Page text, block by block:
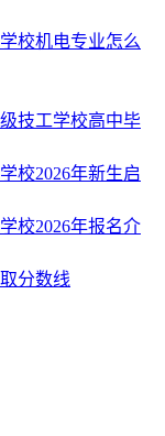
校机电专业怎么
技工学校高中毕
校2026年新生启
校2026年报名介
分数线